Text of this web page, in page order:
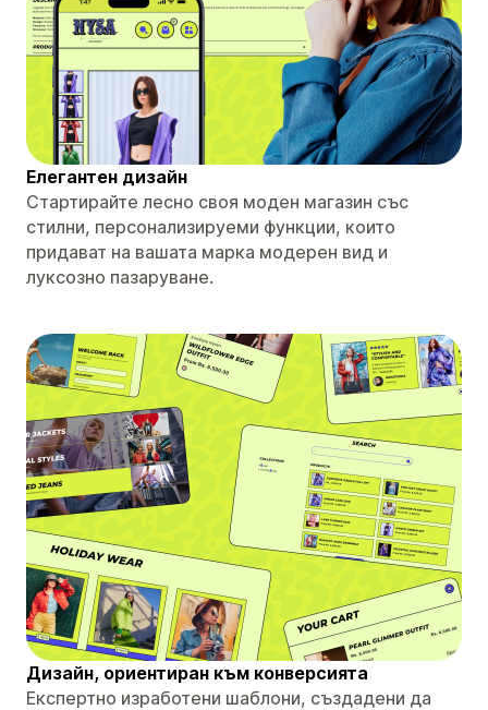
Елегантен дизайн
Стартирайте лесно своя моден магазин със
стилни, персонализируеми функции, които
придават на вашата марка модерен вид и
луксозно пазаруване.
Дизайн, ориентиран към конверсията
Експертно изработени шаблони, създадени да